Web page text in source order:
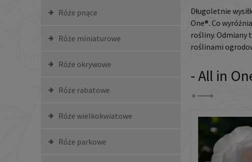
Róże pnące
Róże miniaturowe
Róże okrywowe
Róże rabatowe
Róże wielkokwiatowe
Róże parkowe
Długoletnie
One®. Co
rośliny. Odmiany
roślinami
- All in